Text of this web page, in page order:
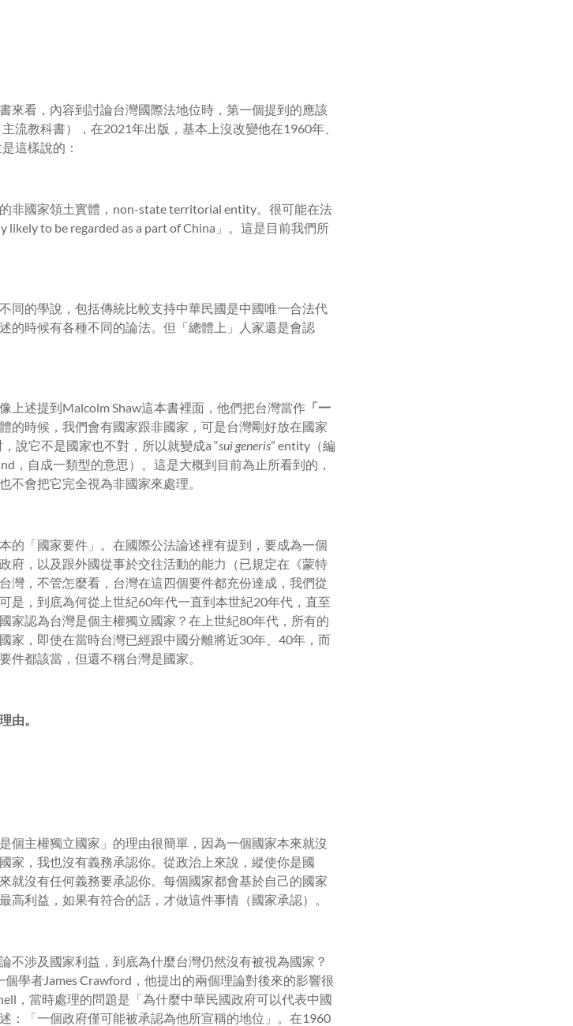
來看，內容到討論台灣國際法地位時，第一個提到的應該
流教科書），在2021年出版，基本上沒改變他在1960年、
這樣說的：
非國家領土實體，non-state territorial entity。很可能在法
to be regarded as a part of China」。這是目前我們所
同的學說，包括傳統比較支持中華民國是中國唯一合法代
的時候有各種不同的論法。但「總體上」人家還是會認
上述提到Malcolm Shaw這本書裡面，他們把台灣當作 「一
的時候，我們會有國家跟非國家，可是台灣剛好放在國家
說它不是國家也不對，所以就變成a “sui generis” entity（編
，自成一類型的意思）。這是大概到目前為止所看到的，
不會把它完全視為非國家來處理。
的「國家要件」。在國際公法論述裡有提到，要成為一個
府，以及跟外國從事於交往活動的能力（已規定在《蒙特
灣，不管怎麼看，台灣在這四個要件都充份達成，我們從
是，到底為何從上世紀60年代一直到本世紀20年代，直至
家認為台灣是個主權獨立國家？在上世紀80年代，所有的
家，即使在當時台灣已經跟中國分離將近30年、40年，而
件都該當，但還不稱台灣是國家。
由。
個主權獨立國家」的理由很簡單，因為一個國家本來就沒
家，我也沒有義務承認你。從政治上來說，縱使你是國
就沒有任何義務要承認你。每個國家都會基於自己的國家
利益，如果有符合的話，才做這件事情（國家承認）。
不涉及國家利益，到底為什麼台灣仍然沒有被視為國家？
學者James Crawford，他提出的兩個理論對後來的影響很
，當時處理的問題是「為什麼中華民國政府可以代表中國
：「一個政府僅可能被承認為他所宣稱的地位」。在1960